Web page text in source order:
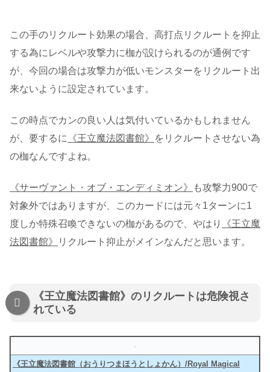
この手のリクルート効果の場合、高打点リクルートを抑止
する為にレベルや攻撃力に枷が設けられるのが通例です
が、今回の場合は攻撃力が低いモンスターをリクルート出
来ないように設定されています。
この時点でカンの良い人は気付いているかもしれません
が、要するに
《王立魔法図書館》
をリクルートさせない為
の枷なんですよね。
《サーヴァント・オブ・エンディミオン》
も攻撃力900で
対象外ではありますが、このカードには元々1ターンに1
度しか特殊召喚できないの枷があるので、やはり
《王立魔
法図書館》
リクルート抑止がメインなんだと思います。
《王立魔法図書館》のリクルートは危険視さ
れている
《王立魔法図書館（おうりつまほうとしょかん）/Royal Magical